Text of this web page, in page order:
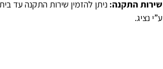
שירות התקנה: ניתן להזמין שירות התקנה עד
ע”י נציג.